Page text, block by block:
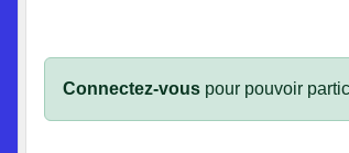
Connectez-vous pour pouvoir